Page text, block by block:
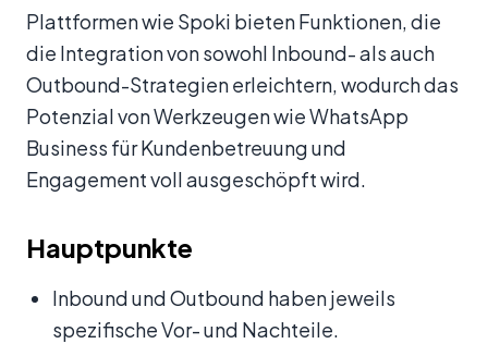
Plattformen wie Spoki bieten Funktionen, die
die Integration von sowohl Inbound- als auch
Outbound-Strategien erleichtern, wodurch das
Potenzial von Werkzeugen wie WhatsApp
Business für Kundenbetreuung und
Engagement voll ausgeschöpft wird.
Hauptpunkte
Inbound und Outbound haben jeweils
spezifische Vor- und Nachteile.